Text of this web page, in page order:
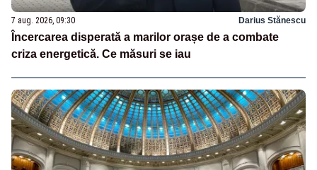
7 aug. 2026, 09:30 Darius Stănescu
Încercarea disperată a marilor orașe de a combate
criza energetică. Ce măsuri se iau